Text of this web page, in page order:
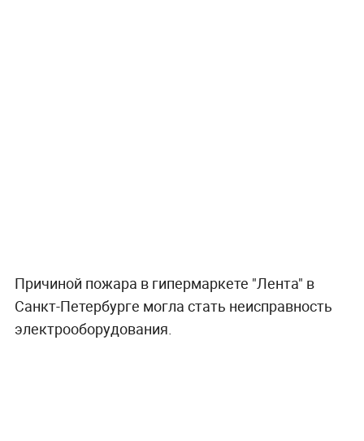
Причиной пожара в гипермаркете "Лента" в
Санкт-Петербурге могла стать неисправность
электрооборудования.